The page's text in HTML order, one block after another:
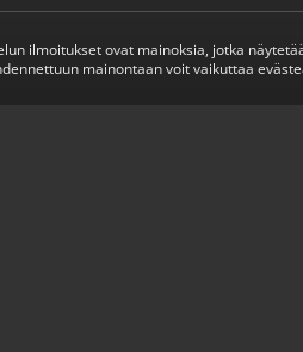
ilmoitukset ovat mainoksia, jotka
mainontaan voit vaikuttaa